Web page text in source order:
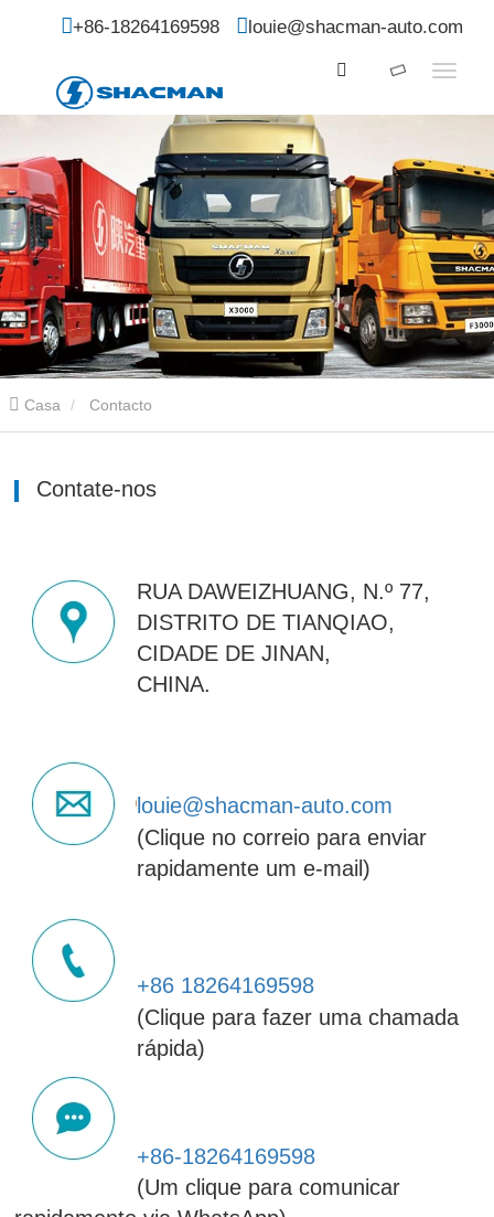
+86-18264169598 louie@shacman-auto.com
Casa Contacto
Contate-nos
RUA DAWEIZHUANG, N.º 77,
DISTRITO DE TIANQIAO,
CIDADE DE JINAN,
CHINA.
louie@shacman-auto.com
(Clique no correio para enviar
rapidamente um e-mail)
+86 18264169598
(Clique para fazer uma chamada
rápida)
+86-18264169598
(Um clique para comunicar